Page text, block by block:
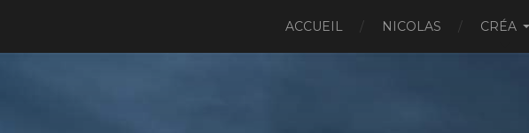
ACCUEIL NICOLAS CRÉA